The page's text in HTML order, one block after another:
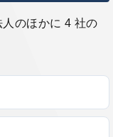
のほかに 4 社の